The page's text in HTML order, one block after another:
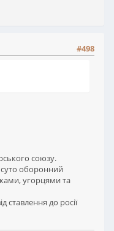
#498
союзу.
оборонний
угорцями та
ставлення до росії